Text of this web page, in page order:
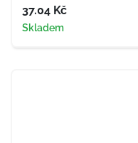
Cena
37.04 Kč
Dostupnost
Skladem